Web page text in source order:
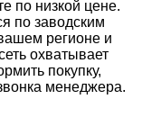
по низкой цене.
по заводским
регионе и
охватывает
покупку,
менеджера.